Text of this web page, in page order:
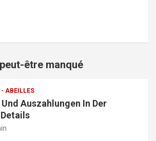
être manqué
- ABEILLES
Auszahlungen In Der